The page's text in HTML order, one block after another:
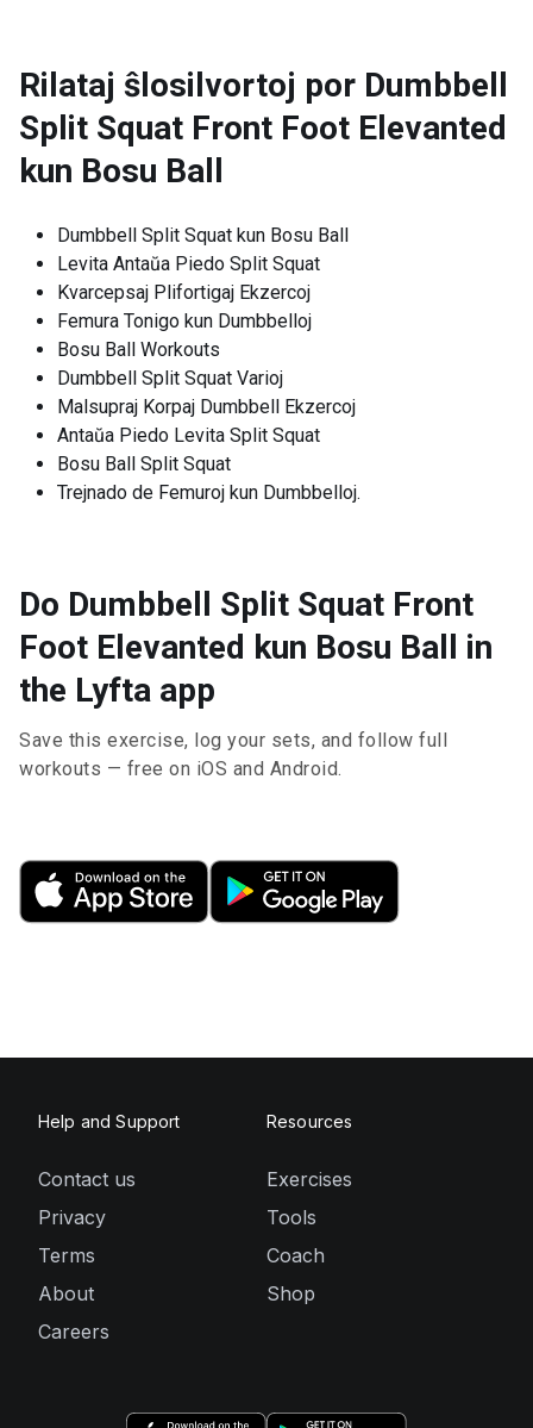
Rilataj ŝlosilvortoj por Dumbbell
Split Squat Front Foot Elevanted
kun Bosu Ball
Dumbbell Split Squat kun Bosu Ball
Levita Antaŭa Piedo Split Squat
Kvarcepsaj Plifortigaj Ekzercoj
Femura Tonigo kun Dumbbelloj
Bosu Ball Workouts
Dumbbell Split Squat Varioj
Malsupraj Korpaj Dumbbell Ekzercoj
Antaŭa Piedo Levita Split Squat
Bosu Ball Split Squat
Trejnado de Femuroj kun Dumbbelloj.
Do Dumbbell Split Squat Front
Foot Elevanted kun Bosu Ball in
the Lyfta app
Save this exercise, log your sets, and follow full
workouts — free on iOS and Android.
Help and Support
Contact us
Privacy
Terms
About
Careers
Resources
Exercises
Tools
Coach
Shop